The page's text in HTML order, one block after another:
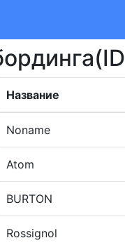
Название
Noname
Atom
BURTON
Rossignol